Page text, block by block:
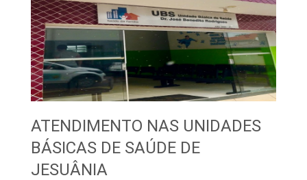
ATENDIMENTO NAS UNIDADES
BÁSICAS DE SAÚDE DE
JESUÂNIA